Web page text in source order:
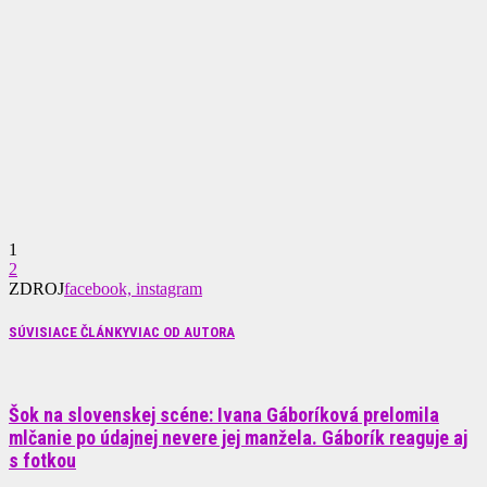
1
2
ZDROJfacebook, instagram
SÚVISIACE ČLÁNKYVIAC OD AUTORA
Šok na slovenskej scéne: Ivana Gáboríková prelomila
mlčanie po údajnej nevere jej manžela. Gáborík reaguje aj
s fotkou